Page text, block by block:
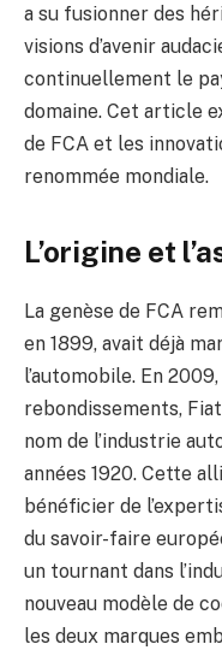
a su fusionner des
visions d’avenir
continuellement le
domaine. Cet article
de FCA et les
renommée mondiale.
L’origine et
La genèse de FCA
en 1899, avait déjà
l’automobile. En
rebondissements,
nom de l’industrie
années 1920. Cette
bénéficier de
du savoir-faire
un tournant dans
nouveau modèle de
les deux marques